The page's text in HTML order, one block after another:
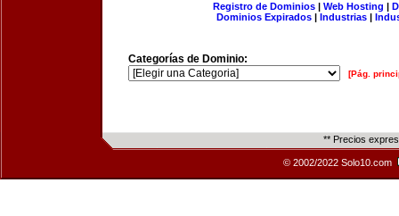
Registro de Dominios| Web Hosting |
Dominios Expirados | Industrias |
Categorías de Dominio:
[Pág.
** Precios
© 2002/2022 Solo10.com